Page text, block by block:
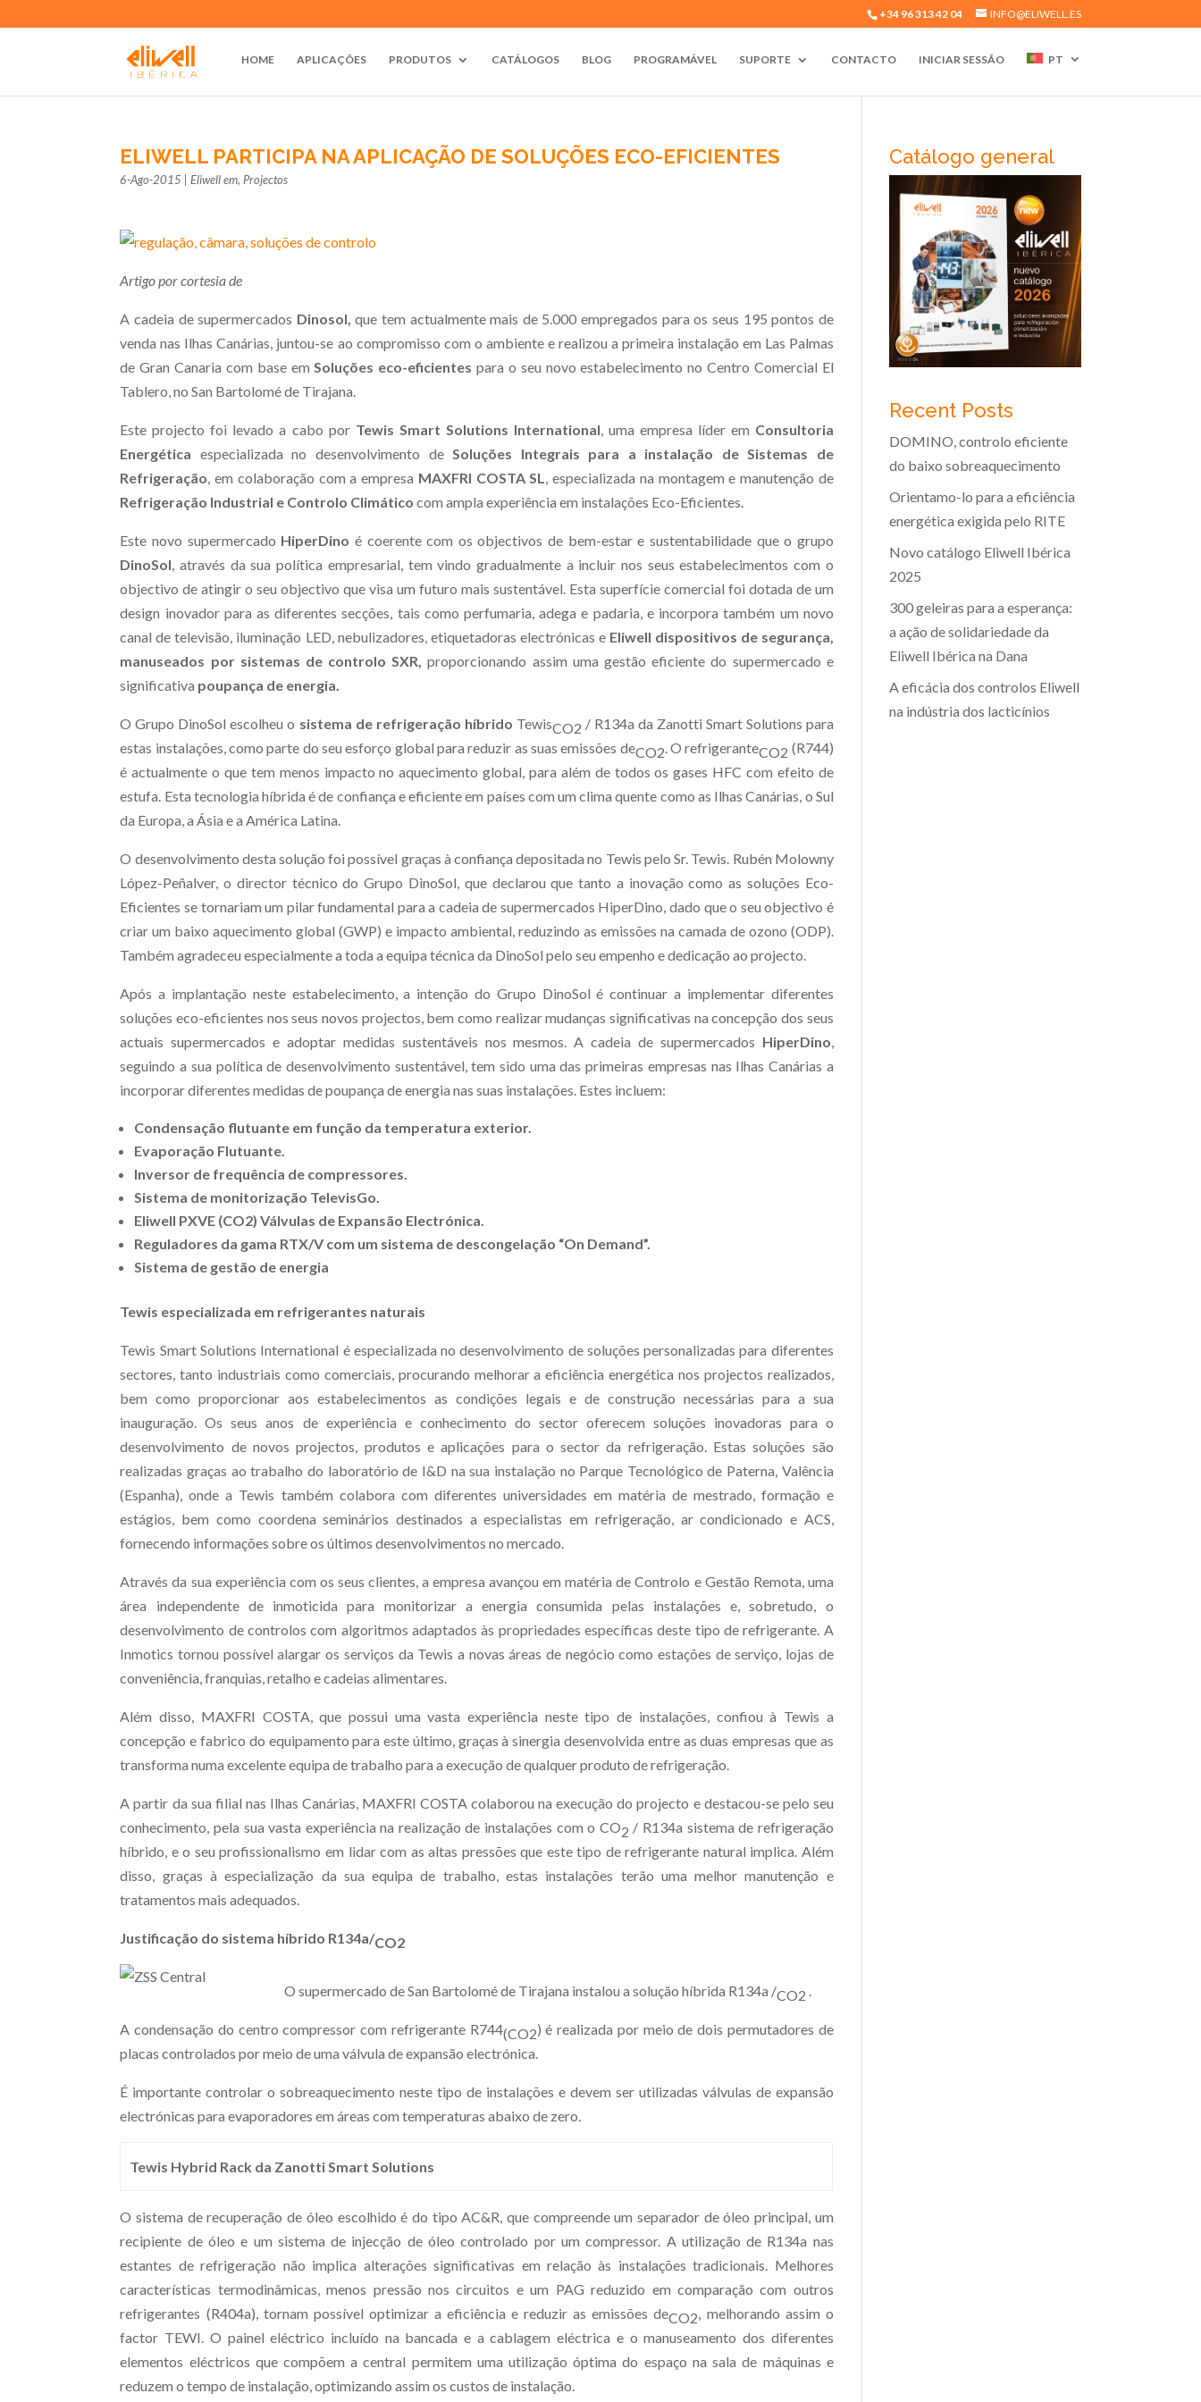
+34 96 313 42 04 INFO@ELIWELL.ES
HOME APLICAÇÕES PRODUTOS CATÁLOGOS BLOG PROGRAMÁVEL SUPORTE CONTACTO INICIAR SESSÃO PT
ELIWELL PARTICIPA NA APLICAÇÃO DE SOLUÇÕES ECO-EFICIENTES
6-Ago-2015 |Eliwell em, Projectos
Artigo por cortesia de
A cadeia de supermercados Dinosol,que tem actualmente mais de 5.000 empregados para os seus 195 pontos de
venda nas Ilhas Canárias, juntou-se ao compromisso com o ambiente e realizou a primeira instalação em Las Palmas
de Gran Canaria com base emSoluções eco-eficientes para o seu novo estabelecimento no Centro Comercial El
Tablero, no San Bartolomé de Tirajana.
Este projecto foi levado a cabo por Tewis Smart Solutions International, uma empresa líder em Consultoria
Energética especializada no desenvolvimento deSoluções Integrais para a instalação de Sistemas de
Refrigeração, em colaboração com a empresa MAXFRI COSTA SL, especializada na montagem e manutenção de
Refrigeração Industrial e Controlo Climático com ampla experiência em instalações Eco-Eficientes.
Este novo supermercado HiperDino é coerente com os objectivos de bem-estar e sustentabilidade que o grupo
DinoSol, através da sua política empresarial, tem vindo gradualmente a incluir nos seus estabelecimentos com o
objectivo de atingir o seu objectivo que visa um futuro mais sustentável. Esta superfície comercial foi dotada de um
design inovador para as diferentes secções, tais como perfumaria, adega e padaria, e incorpora também um novo
canal de televisão, iluminação LED, nebulizadores, etiquetadoras electrónicas e Eliwell dispositivos de segurança,
manuseados por sistemas de controlo SXR,proporcionando assim uma gestão eficiente do supermercado e
significativa poupança de energia.
O Grupo DinoSol escolheu o sistema de refrigeração híbrido TewisCO2 / R134a da Zanotti Smart Solutions para
estas instalações, como parte do seu esforço global para reduzir as suas emissões deCO2. O refrigeranteCO2 (R744)
é actualmente o que tem menos impacto no aquecimento global, para além de todos os gases HFC com efeito de
estufa. Esta tecnologia híbrida é de confiança e eficiente em países com um clima quente como as Ilhas Canárias, o Sul
da Europa, a Ásia e a América Latina.
O desenvolvimento desta solução foi possível graças à confiança depositada no Tewis pelo Sr. Tewis. Rubén Molowny
López-Peñalver, o director técnico do Grupo DinoSol, que declarou que tanto a inovação como as soluções Eco-
Eficientes se tornariam um pilar fundamental para a cadeia de supermercados HiperDino, dado que o seu objectivo é
criar um baixo aquecimento global (GWP) e impacto ambiental, reduzindo as emissões na camada de ozono (ODP).
Também agradeceu especialmente a toda a equipa técnica da DinoSol pelo seu empenho e dedicação ao projecto.
Após a implantação neste estabelecimento, a intenção do Grupo DinoSol é continuar a implementar diferentes
soluções eco-eficientes nos seus novos projectos, bem como realizar mudanças significativas na concepção dos seus
actuais supermercados e adoptar medidas sustentáveis nos mesmos. A cadeia de supermercados HiperDino,
seguindo a sua política de desenvolvimento sustentável, tem sido uma das primeiras empresas nas Ilhas Canárias a
incorporar diferentes medidas de poupança de energia nas suas instalações. Estes incluem:
Condensação flutuante em função da temperatura exterior.
Evaporação Flutuante.
Inversor de frequência de compressores.
Sistema de monitorização TelevisGo.
Eliwell PXVE (CO2) Válvulas de Expansão Electrónica.
Reguladores da gama RTX/V com um sistema de descongelação “On Demand”.
Sistema de gestão de energia
Tewis especializada em refrigerantes naturais
Tewis Smart Solutions International é especializada no desenvolvimento de soluções personalizadas para diferentes
sectores, tanto industriais como comerciais, procurando melhorar a eficiência energética nos projectos realizados,
bem como proporcionar aos estabelecimentos as condições legais e de construção necessárias para a sua
inauguração. Os seus anos de experiência e conhecimento do sector oferecem soluções inovadoras para o
desenvolvimento de novos projectos, produtos e aplicações para o sector da refrigeração. Estas soluções são
realizadas graças ao trabalho do laboratório de I&D na sua instalação no Parque Tecnológico de Paterna, Valência
(Espanha), onde a Tewis também colabora com diferentes universidades em matéria de mestrado, formação e
estágios, bem como coordena seminários destinados a especialistas em refrigeração, ar condicionado e ACS,
fornecendo informações sobre os últimos desenvolvimentos no mercado.
Através da sua experiência com os seus clientes, a empresa avançou em matéria de Controlo e Gestão Remota, uma
área independente de inmoticida para monitorizar a energia consumida pelas instalações e, sobretudo, o
desenvolvimento de controlos com algoritmos adaptados às propriedades específicas deste tipo de refrigerante. A
Inmotics tornou possível alargar os serviços da Tewis a novas áreas de negócio como estações de serviço, lojas de
conveniência, franquias, retalho e cadeias alimentares.
Além disso, MAXFRI COSTA, que possui uma vasta experiência neste tipo de instalações, confiou à Tewis a
concepção e fabrico do equipamento para este último, graças à sinergia desenvolvida entre as duas empresas que as
transforma numa excelente equipa de trabalho para a execução de qualquer produto de refrigeração.
A partir da sua filial nas Ilhas Canárias, MAXFRI COSTA colaborou na execução do projecto e destacou-se pelo seu
conhecimento, pela sua vasta experiência na realização de instalações com o CO2 / R134a sistema de refrigeração
híbrido, e o seu profissionalismo em lidar com as altas pressões que este tipo de refrigerante natural implica. Além
disso, graças à especialização da sua equipa de trabalho, estas instalações terão uma melhor manutenção e
tratamentos mais adequados.
Justificação do sistema híbrido R134a/CO2
O supermercado de San Bartolomé de Tirajana instalou a solução híbrida R134a /CO2 .
A condensação do centro compressor com refrigerante R744(CO2) é realizada por meio de dois permutadores de
placas controlados por meio de uma válvula de expansão electrónica.
É importante controlar o sobreaquecimento neste tipo de instalações e devem ser utilizadas válvulas de expansão
electrónicas para evaporadores em áreas com temperaturas abaixo de zero.
Tewis Hybrid Rack da Zanotti Smart Solutions
O sistema de recuperação de óleo escolhido é do tipo AC&R, que compreende um separador de óleo principal, um
recipiente de óleo e um sistema de injecção de óleo controlado por um compressor. A utilização de R134a nas
estantes de refrigeração não implica alterações significativas em relação às instalações tradicionais. Melhores
características termodinâmicas, menos pressão nos circuitos e um PAG reduzido em comparação com outros
refrigerantes (R404a), tornam possível optimizar a eficiência e reduzir as emissões deCO2, melhorando assim o
factor TEWI. O painel eléctrico incluído na bancada e a cablagem eléctrica e o manuseamento dos diferentes
elementos eléctricos que compõem a central permitem uma utilização óptima do espaço na sala de máquinas e
reduzem o tempo de instalação, optimizando assim os custos de instalação.
Catálogo general
Recent Posts
DOMINO, controlo eficiente
do baixo sobreaquecimento
Orientamo-lo para a eficiência
energética exigida pelo RITE
Novo catálogo Eliwell Ibérica
2025
300 geleiras para a esperança:
a ação de solidariedade da
Eliwell Ibérica na Dana
A eficácia dos controlos Eliwell
na indústria dos lacticínios